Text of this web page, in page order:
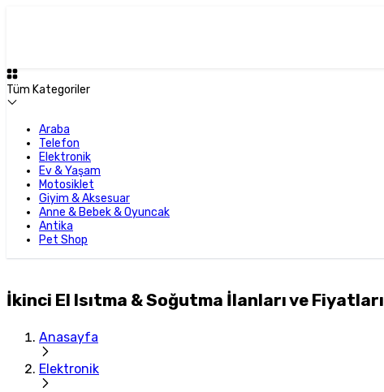
Tüm Kategoriler
Araba
Telefon
Elektronik
Ev & Yaşam
Motosiklet
Giyim & Aksesuar
Anne & Bebek & Oyuncak
Antika
Pet Shop
İkinci El Isıtma & Soğutma İlanları ve Fiyatları
Anasayfa
Elektronik